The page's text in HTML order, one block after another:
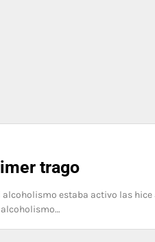
trago
estaba activo las